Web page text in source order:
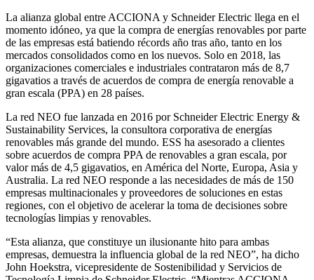
La alianza global entre ACCIONA y Schneider Electric llega en el
momento idóneo, ya que la compra de energías renovables por parte
de las empresas está batiendo récords año tras año, tanto en los
mercados consolidados como en los nuevos. Solo en 2018, las
organizaciones comerciales e industriales contrataron más de 8,7
gigavatios a través de acuerdos de compra de energía renovable a
gran escala (PPA) en 28 países.
La red NEO fue lanzada en 2016 por Schneider Electric Energy &
Sustainability Services, la consultora corporativa de energías
renovables más grande del mundo. ESS ha asesorado a clientes
sobre acuerdos de compra PPA de renovables a gran escala, por
valor más de 4,5 gigavatios, en América del Norte, Europa, Asia y
Australia. La red NEO responde a las necesidades de más de 150
empresas multinacionales y proveedores de soluciones en estas
regiones, con el objetivo de acelerar la toma de decisiones sobre
tecnologías limpias y renovables.
“Esta alianza, que constituye un ilusionante hito para ambas
empresas, demuestra la influencia global de la red NEO”, ha dicho
John Hoekstra, vicepresidente de Sostenibilidad y Servicios de